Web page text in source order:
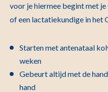
voor je hiermee begint met
of een lactatiekundige in het
Starten met antenataal
weken
Gebeurt altijd met de
hand